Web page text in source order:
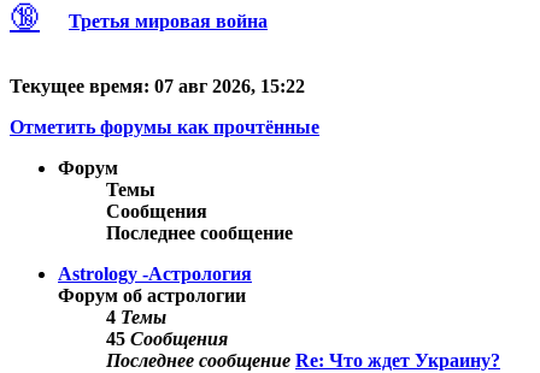
🔞 Третья мировая война
Текущее время: 07 авг 2026, 15:22
Отметить форумы как прочтённые
Форум
Темы
Сообщения
Последнее сообщение
Astrology -Астрология
Форум об астрологии
4 Темы
45 Сообщения
Последнее сообщение Re: Что ждет Украину?